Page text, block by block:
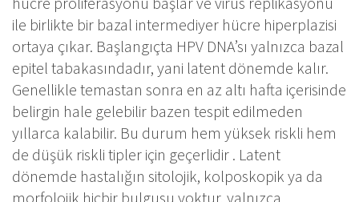
ile birlikte bir bazal intermediyer hücre hiperplazisi
ortaya çıkar. Başlangıçta HPV DNA’sı yalnızca bazal
epitel tabakasındadır, yani latent dönemde kalır.
Genellikle temastan sonra en az altı hafta içerisinde
belirgin hale gelebilir bazen tespit edilmeden
yıllarca kalabilir. Bu durum hem yüksek riskli hem
de düşük riskli tipler için geçerlidir . Latent
dönemde hastalığın sitolojik, kolposkopik ya da
morfolojik hiçbir bulgusu yoktur, yalnızca